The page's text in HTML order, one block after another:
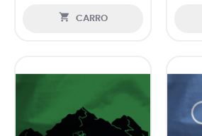
 CARRO